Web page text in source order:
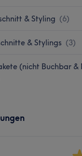
& Styling (6)
& Stylings (3)
(nicht Buchbar &